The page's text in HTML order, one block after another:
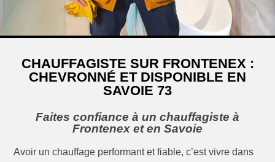
CHAUFFAGISTE SUR FRONTENEX :
CHEVRONNÉ ET DISPONIBLE EN
SAVOIE 73
Faites confiance à un chauffagiste à
Frontenex et en Savoie
Avoir un chauffage performant et fiable, c’est vivre dans